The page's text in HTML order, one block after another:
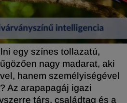
egy színes tollazatú,
nagy madarat, aki
hanem személyiségével
Az arapapagáj igazi
társ, családtag és a